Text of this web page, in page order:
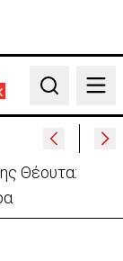
Search
κράτηση